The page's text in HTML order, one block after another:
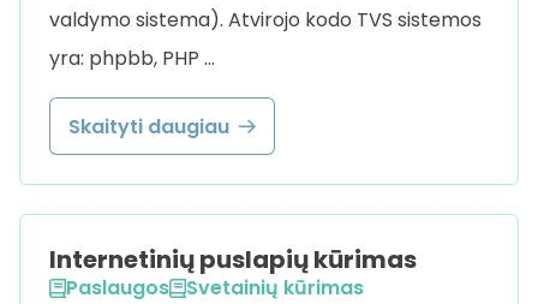
valdymo sistema). Atvirojo kodo TVS sistemos
yra: phpbb, PHP …
Skaityti daugiau
Internetinių puslapių kūrimas
Paslaugos
Svetainių kūrimas